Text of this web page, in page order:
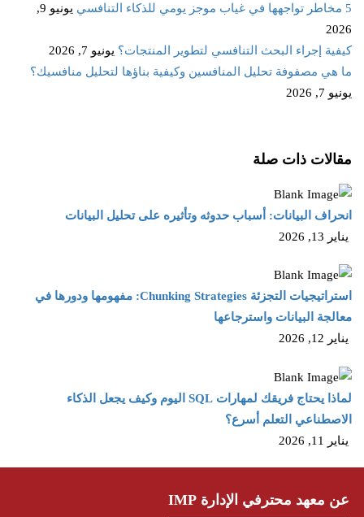
5 مخاطر تواجهها في غياب موجز يومي للذكاء التنافسي
يونيو 9,
2026
كيفية إجراء البحث التنافسي لتطوير المنتجات؟ يونيو 7, 2026
ما هي مصفوفة تحليل المنافسين وكيفية بناؤها لتحليل منافسيك؟
يونيو 7, 2026
مقالات ذات صلة
انحراف البيانات: أسباب حدوثه وتأثيره على تحليل البيانات
يناير 13, 2026
استراتيجيات التجزئة Chunking Strategies: مفهومها ودورها في
معالجة البيانات واسترجاعها
يناير 12, 2026
لماذا يحتاج فريقك لمهارات SQL اليوم وكيف يجعل الذكاء
الاصطناعي التعلم أسرع؟
يناير 11, 2026
عن معهد محترفي الإدارة IMP